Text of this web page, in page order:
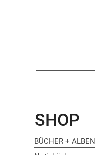
SHOP
BÜCHER + ALBEN